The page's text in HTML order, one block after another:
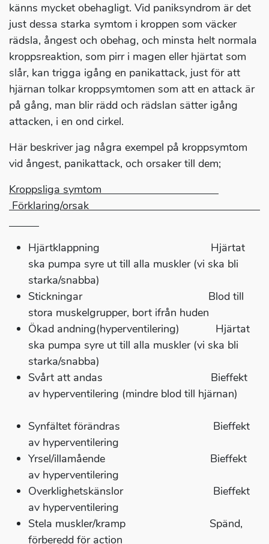
känns mycket obehagligt. Vid paniksyndrom är det
just dessa starka symtom i kroppen som väcker
rädsla, ångest och obehag, och minsta helt normala
kroppsreaktion, som pirr i magen eller hjärtat som
slår, kan trigga igång en panikattack, just för att
hjärnan tolkar kroppsymtomen som att en attack är
på gång, man blir rädd och rädslan sätter igång
attacken, i en ond cirkel.
Här beskriver jag några exempel på kroppsymtom
vid ångest, panikattack, och orsaker till dem;
Kroppsliga symtom
Förklaring/orsak
Hjärtklappning Hjärtat
ska pumpa syre ut till alla muskler (vi ska bli
starka/snabba)
Stickningar Blod till
stora muskelgrupper, bort ifrån huden
Ökad andning(hyperventilering) Hjärtat
ska pumpa syre ut till alla muskler (vi ska bli
starka/snabba)
Svårt att andas Bieffekt
av hyperventilering (mindre blod till hjärnan)
Synfältet förändras Bieffekt
av hyperventilering
Yrsel/illamående Bieffekt
av hyperventilering
Overklighetskänslor Bieffekt
av hyperventilering
Stela muskler/kramp Spänd,
förberedd för action